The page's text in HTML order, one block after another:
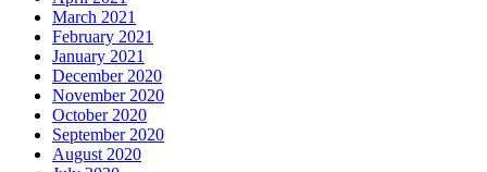
March 2021
February 2021
January 2021
December 2020
November 2020
October 2020
September 2020
August 2020